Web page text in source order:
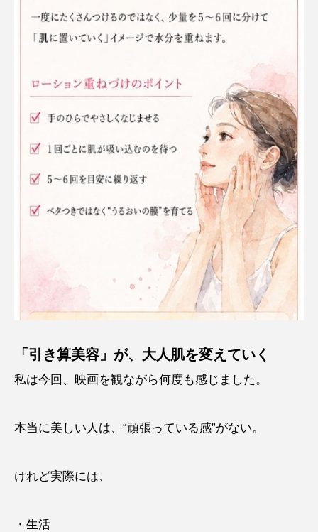
「引き算美容」が、大人肌を変えていく
私は今回、映画を観ながら何度も感じました。
本当に美しい人は、“頑張っている感”がない。
けれど実際には、
・生活